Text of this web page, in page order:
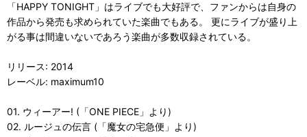
「HAPPY TONIGHT」はライブでも大好評で、ファンからは自身の
作品から発売も求められていた楽曲でもある。 更にライブが盛り上
がる事は間違いないであろう楽曲が多数収録されている。
リリース: 2014
レーベル: maximum10
01. ウィーアー! (「ONE PIECE」より)
02. ルージュの伝言 (「魔女の宅急便」より)